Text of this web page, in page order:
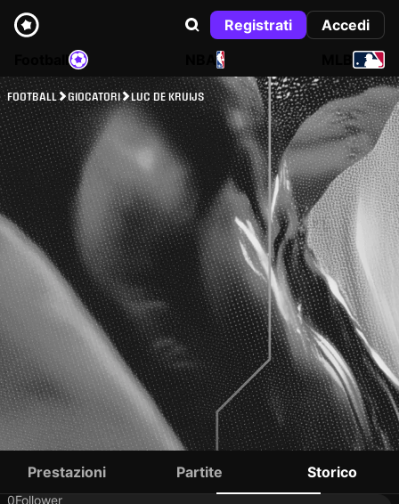
Registrati
Accedi
NBA
FOOTBALL GIOCATORI LUC DE KRUIJS
LUC DE KRUIJS
0Follower
Prestazioni Partite Storico